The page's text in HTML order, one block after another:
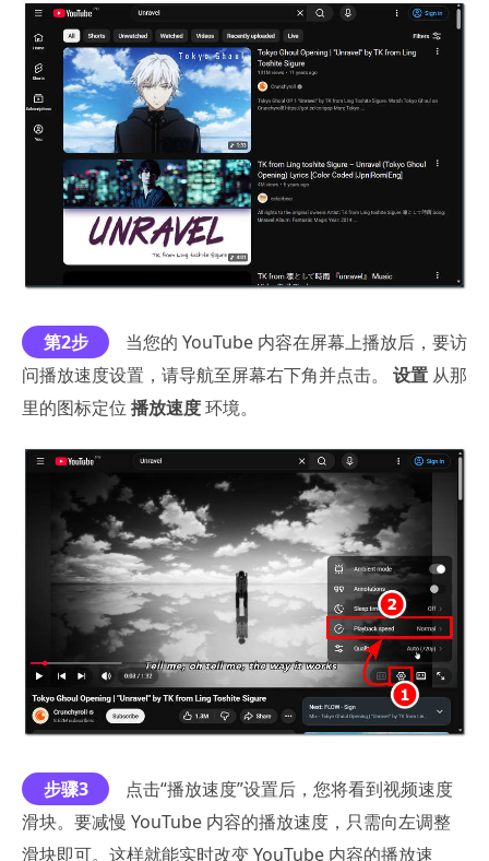
第2步
当您的 YouTube 内容在屏幕上播放后，要访
问播放速度设置，请导航至屏幕右下角并点击。 设置 从那
里的图标定位 播放速度环境。
步骤3
点击“播放速度”设置后，您将看到视频速度
滑块。要减慢 YouTube 内容的播放速度，只需向左调整
滑块即可。这样就能实时改变 YouTube 内容的播放速